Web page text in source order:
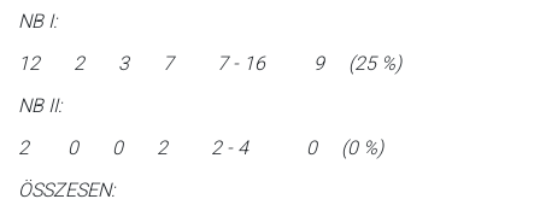
NB I:
12 2 3 7 7 - 16 9 (25 %)
NB II:
2 0 0 2 2 - 4 0 (0 %)
ÖSSZESEN: